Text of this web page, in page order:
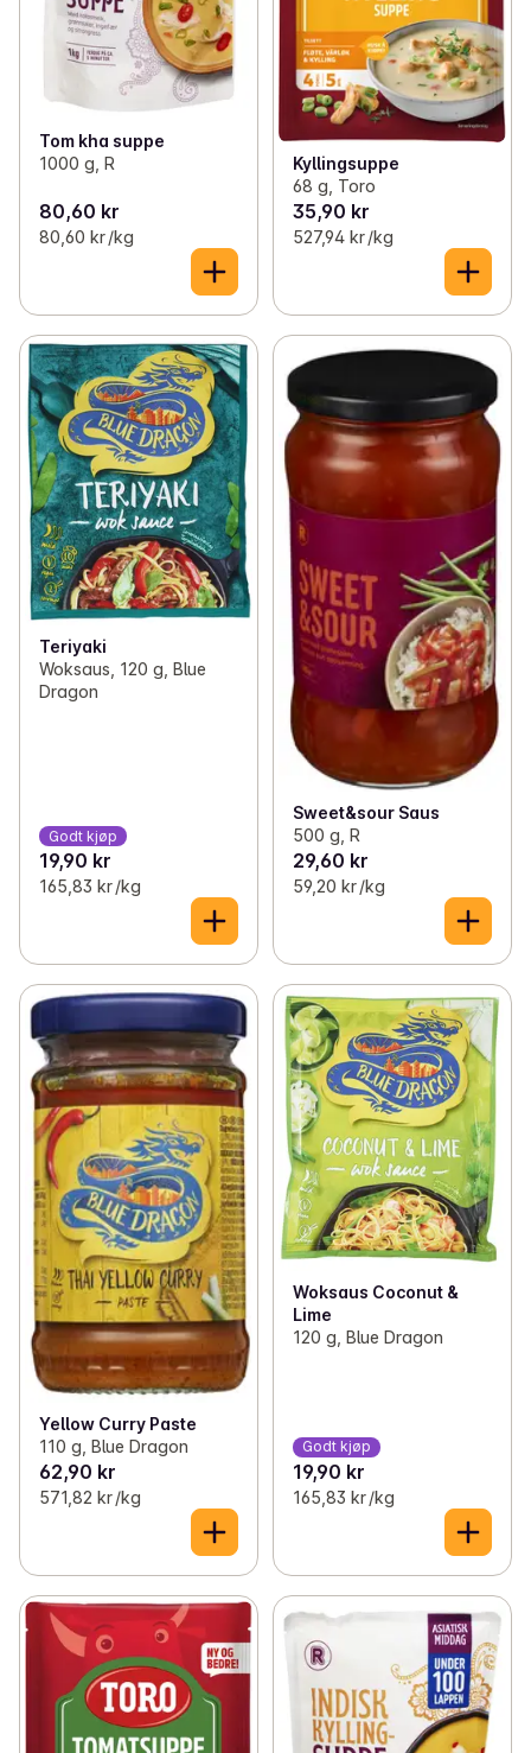
Tom kha suppe
1000 g, R
80,60 kr
80,60 kr /kg
Kyllingsuppe
68 g, Toro
35,90 kr
527,94 kr /kg
Teriyaki
Woksaus, 120 g, Blue
Dragon
Godt kjøp
19,90 kr
165,83 kr /kg
Sweet&sour Saus
500 g, R
29,60 kr
59,20 kr /kg
Yellow Curry Paste
110 g, Blue Dragon
62,90 kr
571,82 kr /kg
Woksaus Coconut &
Lime
120 g, Blue Dragon
Godt kjøp
19,90 kr
165,83 kr /kg